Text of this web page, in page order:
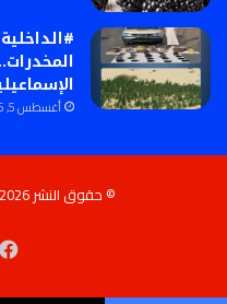
أغسطس 5, 2026
© حقوق النشر 2026، جميع الحقوق محفوظة